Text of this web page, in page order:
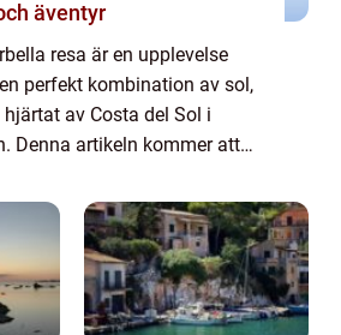
äventyr
resa är en upplevelse
perfekt kombination av sol,
av Costa del Sol i
Denna artikeln kommer att
olika typer av re...